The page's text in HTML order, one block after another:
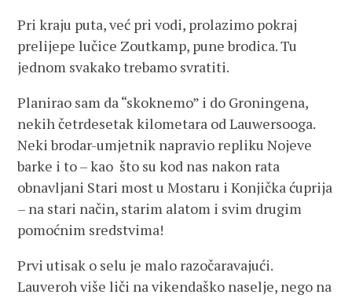
Pri kraju puta, već pri vodi, prolazimo pokraj
prelijepe lučice Zoutkamp, pune brodica. Tu
jednom svakako trebamo svratiti.
Planirao sam da “skoknemo” i do Groningena,
nekih četrdesetak kilometara od Lauwersooga.
Neki brodar-umjetnik napravio repliku Nojeve
barke i to – kao što su kod nas nakon rata
obnavljani Stari most u Mostaru i Konjička ćuprija
– na stari način, starim alatom i svim drugim
pomoćnim sredstvima!
Prvi utisak o selu je malo razočaravajući.
Lauveroh više liči na vikendaško naselje, nego na